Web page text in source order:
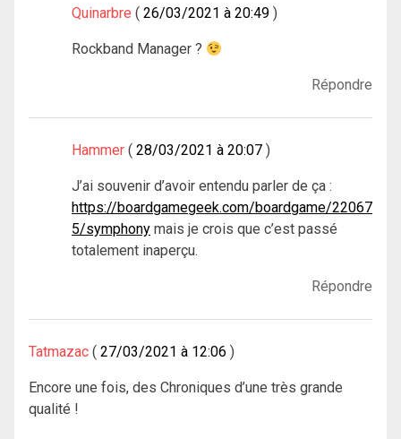
Quinarbre 26/03/2021 à 20:49
Rockband Manager ?
Répondre
Hammer 28/03/2021 à 20:07
J’ai souvenir d’avoir entendu parler de ça :
https://boardgamegeek.com/boardgame/22067
5/symphony mais je crois que c’est passé
totalement inaperçu.
Répondre
Tatmazac 27/03/2021 à 12:06
Encore une fois, des Chroniques d’une très grande
qualité !